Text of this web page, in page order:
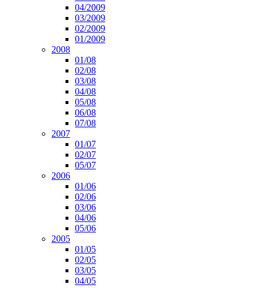
04/2009
03/2009
02/2009
01/2009
2008
01/08
02/08
03/08
04/08
05/08
06/08
07/08
2007
01/07
02/07
05/07
2006
01/06
02/06
03/06
04/06
05/06
2005
01/05
02/05
03/05
04/05